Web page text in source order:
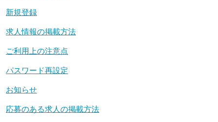
新規登録
求人情報の掲載方法
ご利用上の注意点
パスワード再設定
お知らせ
応募のある求人の掲載方法